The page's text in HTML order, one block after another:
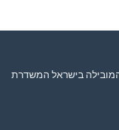
בישראל המשדרת